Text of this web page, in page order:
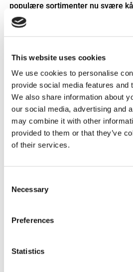
This website uses cookies
We use cookies to personalise
provide social media features and
We also share information about
our social media, advertising and
may combine it with other
provided to them or that they’ve
of their services.
Selection
Necessary
Preferences
Statistics
populære sortimenter nu svære
relevant at spørge sig selv, om
mening at introducere
Af ovenstående grund er vi hos
med at kaste os ud i udviklingen
reservedelsgrossist og Triscan-
overbeviste os imidlertid om, at
gasfjedersortiment målrettet
udskiftningen er nem og ofte
konstatere, at kunden havde ret.
Sortimentet som er blevet
display med 10 sæt gasfjedre –
udgave er rettet mod bilejeren.
de skal udskiftes parvist. På
simpel anvisning i hvorledes